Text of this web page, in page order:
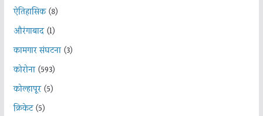
ऐतिहासिक(8)
औरंगाबाद(1)
कामगार संघटना(3)
कोरोना(593)
कोल्हापूर(5)
क्रिकेट(5)